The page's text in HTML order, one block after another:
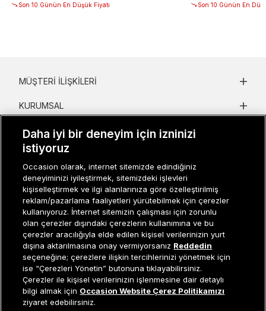
Tükendi
Son 10 Günün En Düşük Fiyatı Son 10 Günün En
Müşteri İlişkileri0 850 800 01 20
MÜŞTERI İLIŞKILERI
KURUMSAL
KADIN KATEGORILER
GRUP MARKALAR
ERKEK KATEGORILER
Occasion bir EREN PERAKENDE markasıdır. © Eren Holding
Daha iyi bir deneyim için izninizi
istiyoruz
Occasion olarak, internet sitemizde edindiğiniz
deneyiminizi iyileştirmek, sitemizdeki işlevleri
kişiselleştirmek ve ilgi alanlarınıza göre özelleştirilmiş
reklam/pazarlama faaliyetleri yürütebilmek için çerezler
kullanıyoruz. İnternet sitemizin çalışması için zorunlu
olan çerezler dışındaki çerezlerin kullanımına ve bu
çerezler aracılığıyla elde edilen kişisel verilerinizin yurt
dışına aktarılmasına onay vermiyorsanız Reddedin
seçeneğine; çerezlere ilişkin tercihlerinizi yönetmek için
ise “Çerezleri Yönetin” butonuna tıklayabilirsiniz.
Çerezler ile kişisel verilerinizin işlenmesine dair detaylı
bilgi almak için Occasion Website Çerez Politikamızı
ziyaret edebilirsiniz.